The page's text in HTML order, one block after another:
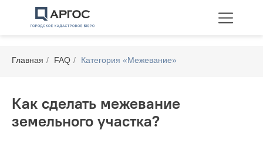
Главная / FAQ / Категория «Межевание»
Как сделать межевание
земельного участка?